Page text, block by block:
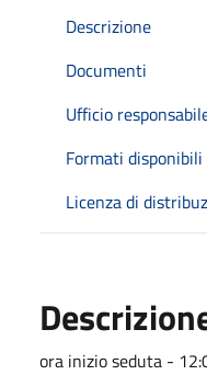
Descrizione
Documenti
Ufficio
Formati disponibili
Licenza di
ora inizio seduta -